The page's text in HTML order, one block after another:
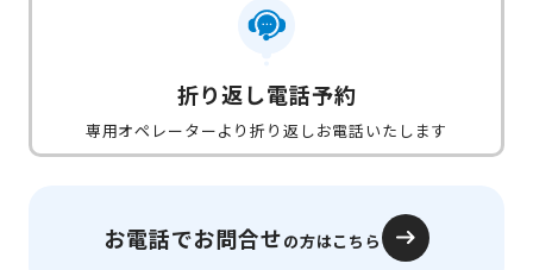
折り返し電話予約
専用オペレーターより折り返しお電話いたします
お電話でお問合せの方はこちら